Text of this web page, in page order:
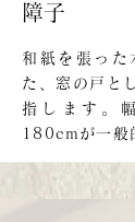
​障子
和紙を張った
た、窓の戸と
指します。
180cmが一般